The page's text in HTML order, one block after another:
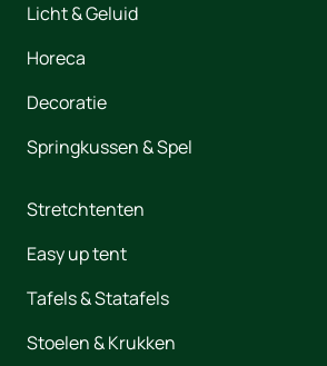
Licht & Geluid
Horeca
Decoratie
Springkussen & Spel
Stretchtenten
Easy up tent
Tafels & Statafels
Stoelen & Krukken